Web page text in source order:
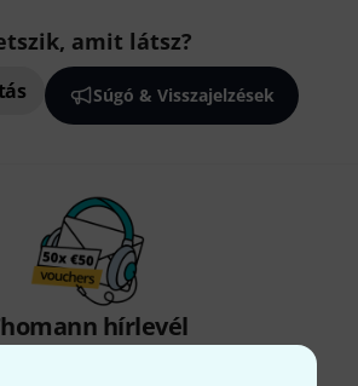
amit látsz?
Súgó & Visszajelzések
hírlevél
angol nyelvű hírlevelére, és kis
a